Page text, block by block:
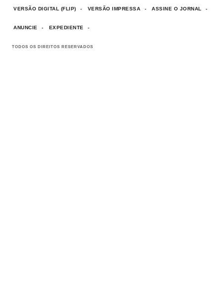
VERSÃO DIGITAL (FLIP) VERSÃO IMPRESSA ASSINE O JORNAL
ANUNCIE EXPEDIENTE
TODOS OS DIREITOS RESERVADOS